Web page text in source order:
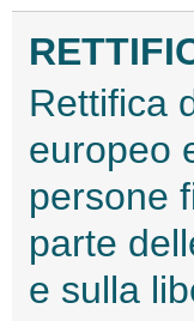
Rettifica
europeo
persone
parte
e sulla